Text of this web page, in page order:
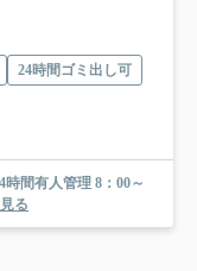
24時間ゴミ出し可
間有人管理 8：00～
る